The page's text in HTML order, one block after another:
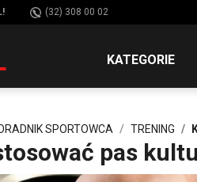
(32) 308 00 02
KATEGORIE
SPORTOWCA TRENING
pas